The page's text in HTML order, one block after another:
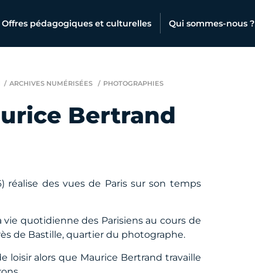
Offres pédagogiques et culturelles Qui sommes-nous ?
ARCHIVES NUMÉRISÉES PHOTOGRAPHIES
Bertrand
réalise des vues de Paris sur son temps
quotidienne des Parisiens au cours de
de Bastille, quartier du photographe.
loisir alors que Maurice Bertrand travaille